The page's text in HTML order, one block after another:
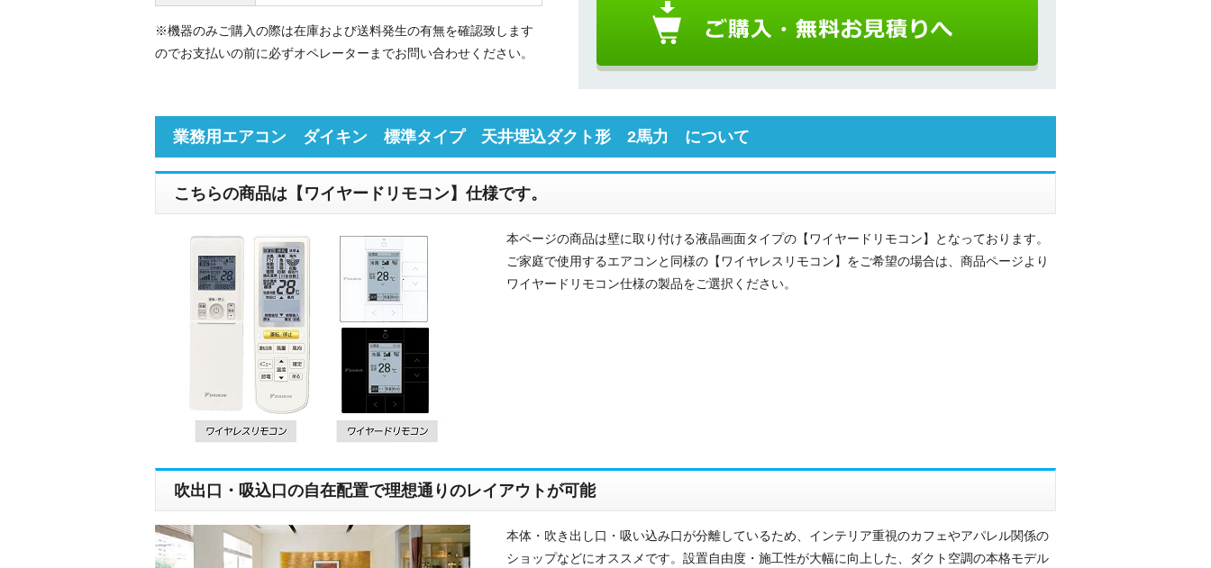
※機器のみご購入の際は在庫および送料発生の有無を確認致します
のでお支払いの前に必ずオペレーターまでお問い合わせください。
業務用エアコン ダイキン 標準タイプ 天井埋込ダクト形 2馬力 について
こちらの商品は【ワイヤードリモコン】仕様です。
本ページの商品は壁に取り付ける液晶画面タイプの【ワイヤードリモコン】となっております。
ご家庭で使用するエアコンと同様の【ワイヤレスリモコン】をご希望の場合は、商品ページより
ワイヤードリモコン仕様の製品をご選択ください。
吹出口・吸込口の自在配置で理想通りのレイアウトが可能
本体・吹き出し口・吸い込み口が分離しているため、インテリア重視のカフェやアパレル関係の
ショップなどにオススメです。設置自由度・施工性が大幅に向上した、ダクト空調の本格モデル
メールアドレス